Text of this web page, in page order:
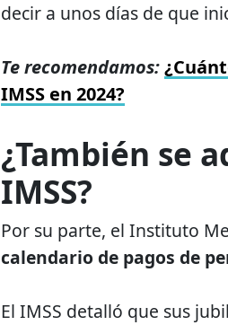
decir a unos días de que
Te recomendamos:
IMSS en 2024?
¿También se
IMSS?
Por su parte, el Instituto
calendario de pagos de
El IMSS detalló que sus